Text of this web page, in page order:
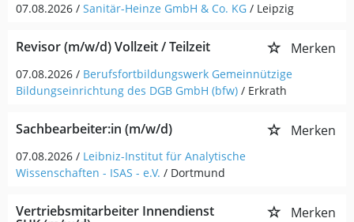
07.08.2026 / Sanitär-Heinze GmbH & Co. KG / Leipzig
Revisor (m/w/d) Vollzeit / Teilzeit Merken
07.08.2026 / Berufsfortbildungswerk Gemeinnützige
Bildungseinrichtung des DGB GmbH (bfw) / Erkrath
Sachbearbeiter:in (m/w/d) Merken
07.08.2026 / Leibniz-Institut für Analytische
Wissenschaften - ISAS - e.V. / Dortmund
Vertriebsmitarbeiter Innendienst Merken